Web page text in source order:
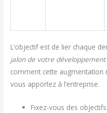
L’objectif est de lier chaque
jalon de votre
comment cette
vous apportez à l’entreprise.
Fixez-vous des